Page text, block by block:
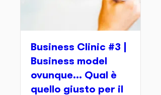
Business Clinic #3 |
Business model
ovunque... Qual è
quello giusto per il